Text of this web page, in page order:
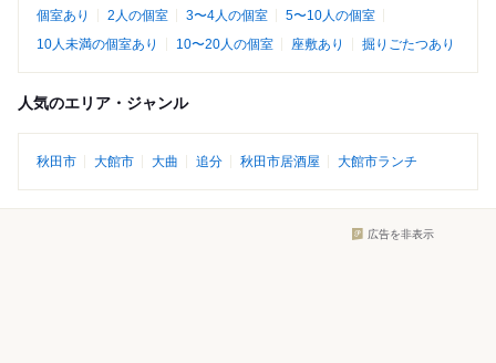
個室あり 2人の個室 3〜4人の個室
5〜10人の個室
10人未満の個室あり
10〜20人の個室 座敷あり 掘りごたつあり
人気のエリア・ジャンル
秋田市 大館市 大曲 追分 秋田市居酒屋 大館市ランチ
広告を非表示